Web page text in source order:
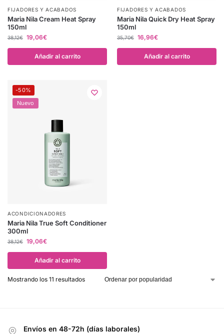
FIJADORES Y ACABADOS
Maria Nila Cream Heat Spray
150ml
38,12€ 19,06€
Añadir al carrito
FIJADORES Y ACABADOS
Maria Nila Quick Dry Heat Spray
150ml
35,70€ 16,96€
Añadir al carrito
-50%
Nuevo
ACONDICIONADORES
Maria Nila True Soft Conditioner
300ml
38,12€ 19,06€
Añadir al carrito
Mostrando los 11 resultados
Envíos en 48-72h (días laborales)